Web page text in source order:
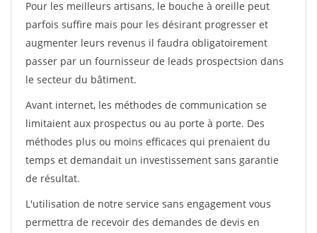
Pour les meilleurs artisans, le bouche à oreille peut
parfois suffire mais pour les désirant progresser et
augmenter leurs revenus il faudra obligatoirement
passer par un fournisseur de leads prospectsion dans
le secteur du bâtiment.
Avant internet, les méthodes de communication se
limitaient aux prospectus ou au porte à porte. Des
méthodes plus ou moins efficaces qui prenaient du
temps et demandait un investissement sans garantie
de résultat.
L'utilisation de notre service sans engagement vous
permettra de recevoir des demandes de devis en